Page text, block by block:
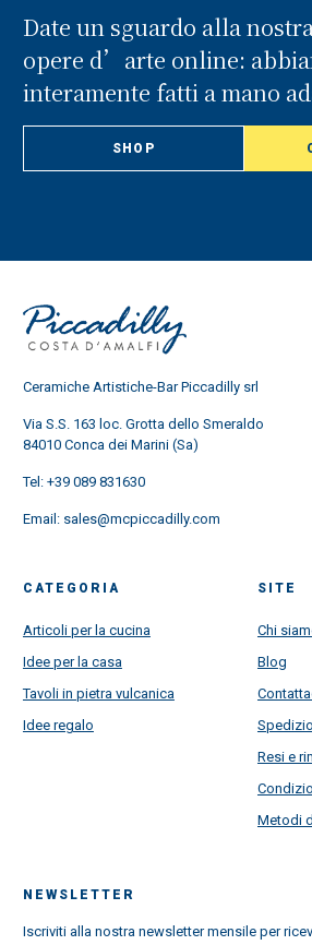
Date un sguardo alla
opere d’arte online:
interamente fatti a mano
SHOP
Ceramiche Artistiche-Bar Piccadilly srl
Via S.S. 163 loc. Grotta dello Smeraldo
84010 Conca dei Marini (Sa)
Tel: +39 089 831630
Email: sales@mcpiccadilly.com
CATEGORIA
Articoli per la cucina
Idee per la casa
Tavoli in pietra vulcanica
Idee regalo
SITE
Chi
Blog
Resi e
Metodi
NEWSLETTER
Iscriviti alla nostra newsletter mensile per